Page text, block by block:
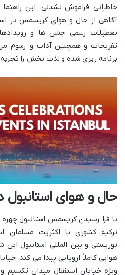
خاطراتی فراموش نشدنی. این
آگاهی از حال و هوای کریسمس در
تعطیلات رسمی جشن ها و
تفریحات و همچنین آداب و رسوم
برنامه ریزی شده و لذت بخش را
حال و هوای
با فرا رسیدن کریسمس استانبول
ترکیه کشوری با اکثریت
توریستی و بین المللی استانبول
هوایی کاملاً اروپایی پیدا می کند.
ویژه خیابان استقلال میدان تکسیم